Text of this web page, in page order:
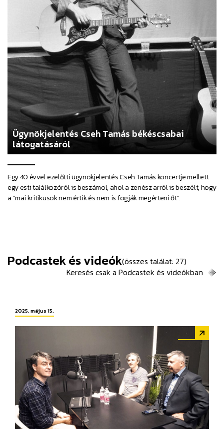
Ügynökjelentés Cseh Tamás békéscsabai
látogatásáról
Egy 40 évvel ezelőtti ügynökjelentés Cseh Tamás koncertje mellett
egy esti találkozóról is beszámol, ahol a zenész arról is beszélt, hogy
a "mai kritikusok nem értik és nem is fogják megérteni őt".
Podcastek és videók(összes találat: 27)
Keresés csak a Podcastek és videókban
2025. május 15.